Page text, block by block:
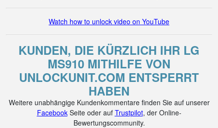
Watch how to unlock video on YouTube
KUNDEN, DIE KÜRZLICH IHR LG
MS910 MITHILFE VON
UNLOCKUNIT.COM ENTSPERRT
HABEN
Weitere unabhängige Kundenkommentare finden Sie auf unserer
FacebookSeite oder auf Trustpilot, der Online-
Bewertungscommunity.